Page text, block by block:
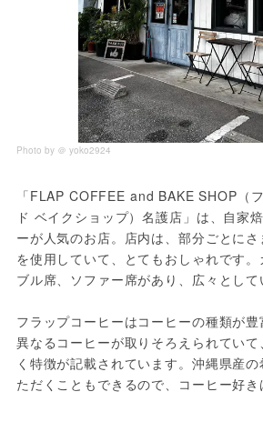
Photo by ＠ yoko2924
「FLAP COFFEE and BAKE SHOP（
ド ベイクショップ）名護店」は、自家
ーが人気のお店。店内は、部分ごとに
を使用していて、とてもおしゃれです
ブル席、ソファー席があり、広々として
フラップコーヒーはコーヒーの種類が
異なるコーヒーが取りそろえられてい
く特徴が記載されています。沖縄県産
ただくこともできるので、コーヒー好き